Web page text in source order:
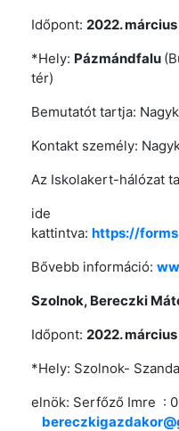
Időpont: 2022. március
*Hely: Pázmándfalu
tér)
Bemutatót tartja:
Kontakt személy:
Az Iskolakert-hálózat
ide
kattintva: https://
Bővebb információ:
Szolnok, Bereczki
Időpont: 2022. március
*Hely: Szolnok-
elnök: Serfőző Imre :